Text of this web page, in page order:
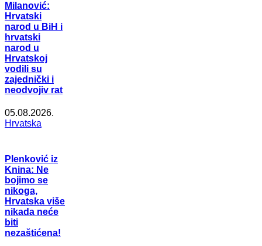
Milanović:
Hrvatski
narod u BiH i
hrvatski
narod u
Hrvatskoj
vodili su
zajednički i
neodvojiv rat
05.08.2026.
Hrvatska
Plenković iz
Knina: Ne
bojimo se
nikoga,
Hrvatska više
nikada neće
biti
nezaštićena!